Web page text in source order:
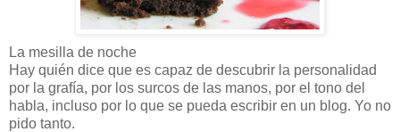
La mesilla de noche
Hay quién dice que es capaz de descubrir la personalidad
por la grafía, por los surcos de las manos, por el tono del
habla, incluso por lo que se pueda escribir en un blog. Yo no
pido tanto.